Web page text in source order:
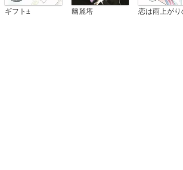
ギフト± 幽麗塔